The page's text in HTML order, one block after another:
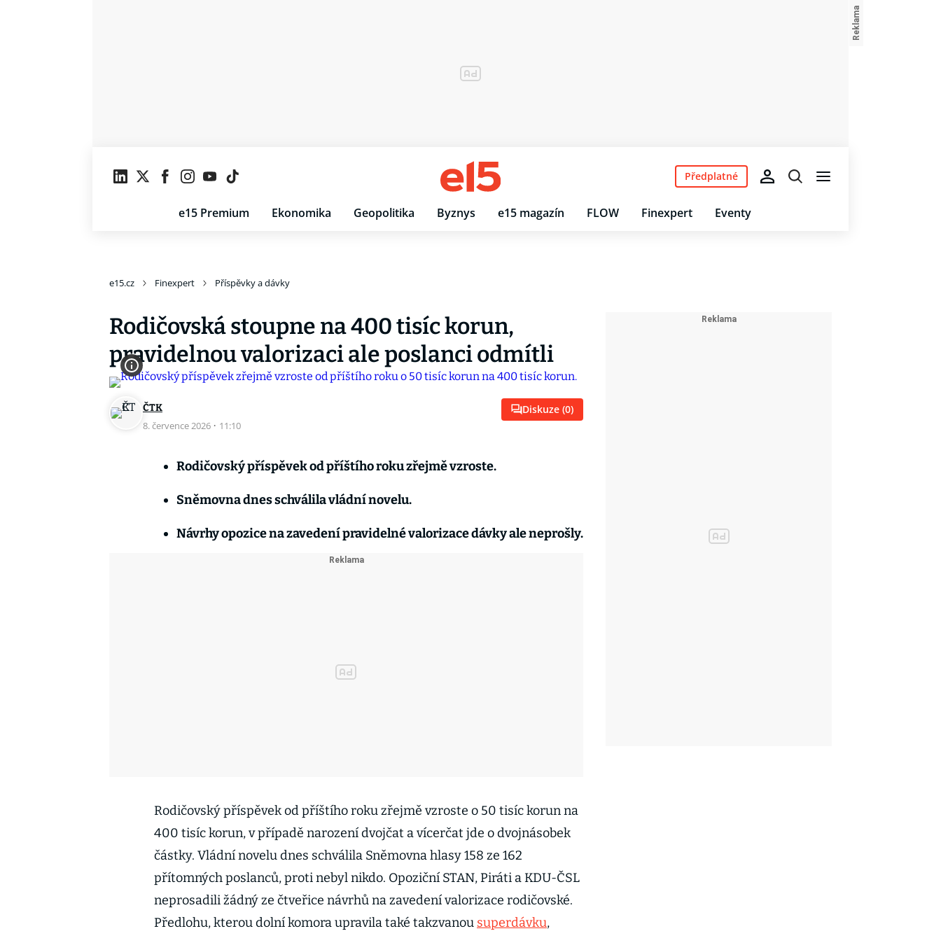
e15 Premium Ekonomika Geopolitika Byznys e15 magazín FLOW Finexpert Eventy
Předplatné
e15.cz Finexpert Příspěvky a dávky
Rodičovská stoupne na 400 tisíc korun,
pravidelnou valorizaci ale poslanci odmítli
ČTK
8. července 2026 · 11:10
Diskuze (0)
Rodičovský příspěvek od příštího roku zřejmě vzroste.
Sněmovna dnes schválila vládní novelu.
Návrhy opozice na zavedení pravidelné valorizace dávky ale neprošly.
Rodičovský příspěvek od příštího roku zřejmě vzroste o 50 tisíc korun na
400 tisíc korun, v případě narození dvojčat a vícerčat jde o dvojnásobek
částky. Vládní novelu dnes schválila Sněmovna hlasy 158 ze 162
přítomných poslanců, proti nebyl nikdo. Opoziční STAN, Piráti a KDU-ČSL
neprosadili žádný ze čtveřice návrhů na zavedení valorizace rodičovské.
Předlohu, kterou dolní komora upravila také takzvanou superdávku,